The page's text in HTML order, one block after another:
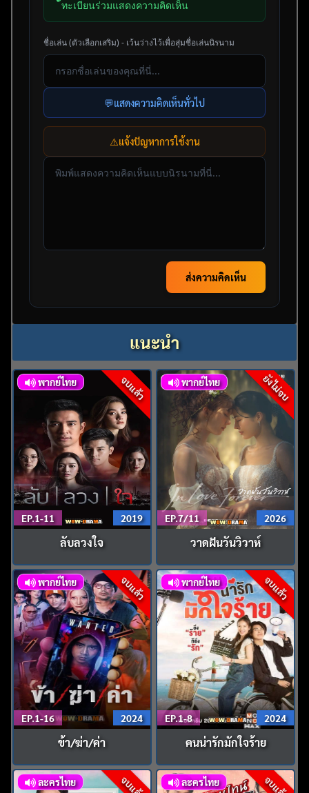
ทะเบียนร่วมแสดงความคิดเห็น
ชื่อเล่น (ตัวเลือกเสริม) - เว้นว่างไว้เพื่อสุ่มชื่อเล่นนิรนาม
💬แสดงความคิดเห็นทั่วไป
⚠️แจ้งปัญหาการใช้งาน
ส่งความคิดเห็น
แนะนำ
จบแล้ว
พากย์ไทย
EP.1-11 2019
ลับลวงใจ
ยังไม่จบ
พากย์ไทย
EP.7/11 2026
วาดฝันวันวิวาห์
จบแล้ว
พากย์ไทย
EP.1-16 2024
ข้า/ฆ่า/ค่า
จบแล้ว
พากย์ไทย
EP.1-8 2024
คนน่ารักมักใจร้าย
ละครไทย ละครไทย